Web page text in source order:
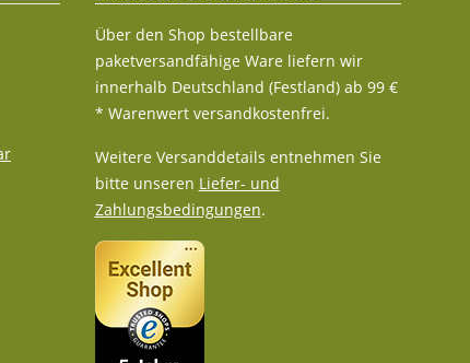
Über den Shop bestellbare
paketversandfähige Ware liefern wir
innerhalb Deutschland (Festland) ab 99 €
* Warenwert versandkostenfrei.
Weitere Versanddetails entnehmen Sie
bitte unseren Liefer- und
Zahlungsbedingungen.